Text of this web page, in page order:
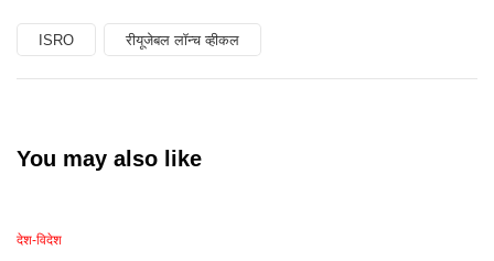
ISRO रीयूजेबल लॉन्च व्हीकल
You may also like
देश-विदेश